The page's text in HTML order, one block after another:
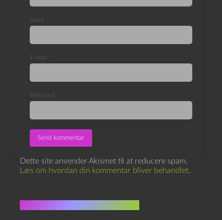
Navn *
E-mail *
Websted
Dette site anvender Akismet til at reducere spam.
Læs om hvordan din kommentar bliver behandlet.